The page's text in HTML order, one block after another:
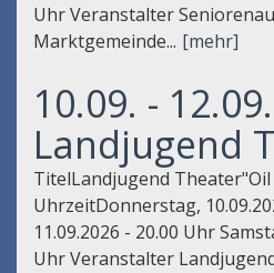
Uhr Veranstalter
Marktgemeinde... [mehr]
10.09. -
Landjugend
TitelLandjugend
UhrzeitDonnerstag,
11.09.2026 - 20.00 Uhr
Uhr Veranstalter